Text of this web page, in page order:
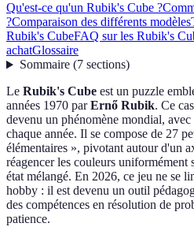
Qu'est-ce qu'un Rubik's Cube ?
?Comparaison des différents modèles
Rubik's CubeFAQ sur les Rubik's
achatGlossaire
Sommaire(7 sections)
Le Rubik's Cube est un puzzle
années 1970 parErnő Rubik. Ce
devenu un phénomène mondial,
chaque année. Il se compose de 27
élémentaires », pivotant autour d'un
réagencer les couleurs uniformément
état mélangé. En 2026, ce jeu ne se
hobby : il est devenu un outil
des compétences en résolution de
patience.